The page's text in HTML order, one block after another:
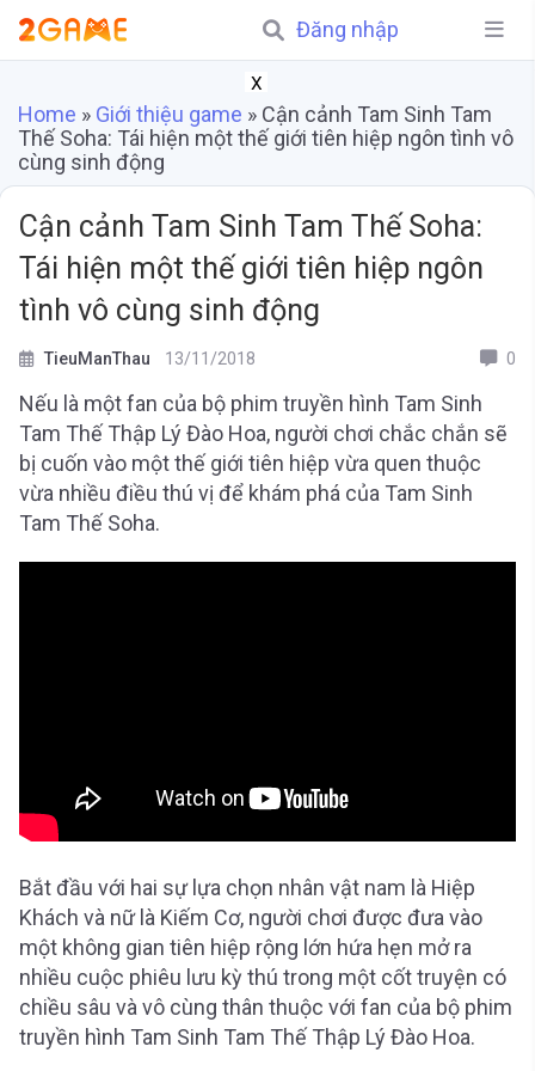
Đăng nhập
X
Home » Giới thiệu game » Cận cảnh Tam Sinh Tam
Thế Soha: Tái hiện một thế giới tiên hiệp ngôn tình vô
cùng sinh động
Cận cảnh Tam Sinh Tam Thế Soha:
Tái hiện một thế giới tiên hiệp ngôn
tình vô cùng sinh động
TieuManThau 13/11/2018 0
Nếu là một fan của bộ phim truyền hình Tam Sinh
Tam Thế Thập Lý Đào Hoa, người chơi chắc chắn sẽ
bị cuốn vào một thế giới tiên hiệp vừa quen thuộc
vừa nhiều điều thú vị để khám phá của Tam Sinh
Tam Thế Soha.
Bắt đầu với hai sự lựa chọn nhân vật nam là Hiệp
Khách và nữ là Kiếm Cơ, người chơi được đưa vào
một không gian tiên hiệp rộng lớn hứa hẹn mở ra
nhiều cuộc phiêu lưu kỳ thú trong một cốt truyện có
chiều sâu và vô cùng thân thuộc với fan của bộ phim
truyền hình Tam Sinh Tam Thế Thập Lý Đào Hoa.